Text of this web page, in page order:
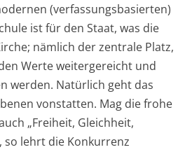
(verfassungsbasierten)
ist für den Staat, was die
nämlich der zentrale Platz,
Werte weitergereicht und
werden. Natürlich geht das
vonstatten. Mag die frohe
„Freiheit, Gleichheit,
so lehrt die Konkurrenz